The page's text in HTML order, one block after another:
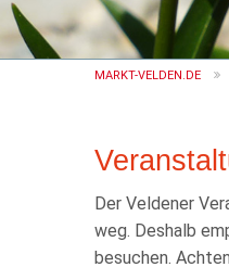
MARKT-VELDEN.DE
Der Veldener
weg. Deshalb
besuchen.